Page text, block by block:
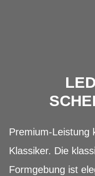
Premium-Leistung
Klassiker. Die
Formgebung ist